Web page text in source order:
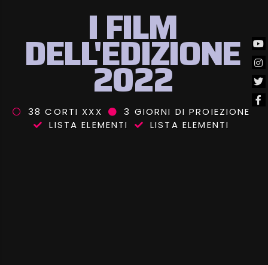
I FILM
DELL'EDIZIONE
2022
38 CORTI XXX
3 GIORNI DI PROIEZIONE
LISTA ELEMENTI
LISTA ELEMENTI